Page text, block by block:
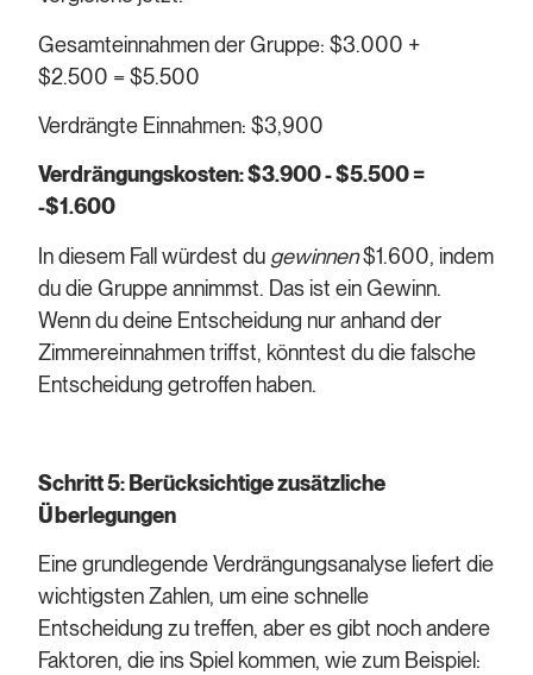
Gesamteinnahmen der Gruppe: $3.000 +
$2.500 = $5.500
Verdrängte Einnahmen: $3,900
Verdrängungskosten: $3.900 - $5.500 =
-$1.600
In diesem Fall würdest du gewinnen$1.600, indem
du die Gruppe annimmst. Das ist ein Gewinn.
Wenn du deine Entscheidung nur anhand der
Zimmereinnahmen triffst, könntest du die falsche
Entscheidung getroffen haben.
Schritt 5: Berücksichtige zusätzliche
Überlegungen
Eine grundlegende Verdrängungsanalyse liefert die
wichtigsten Zahlen, um eine schnelle
Entscheidung zu treffen, aber es gibt noch andere
Faktoren, die ins Spiel kommen, wie zum Beispiel: